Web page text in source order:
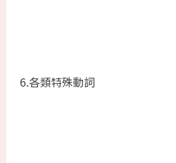
6.各類特殊動詞